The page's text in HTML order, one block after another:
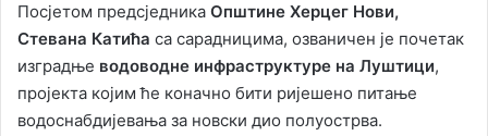
Посјетом предсједника Општине Херцег Нови,
Стевана Катића са сарадницима, озваничен је почетак
изградње водоводне инфраструктуре на Луштици,
пројекта којим ће коначно бити ријешено питање
водоснабдијевања за новски дио полуострва.